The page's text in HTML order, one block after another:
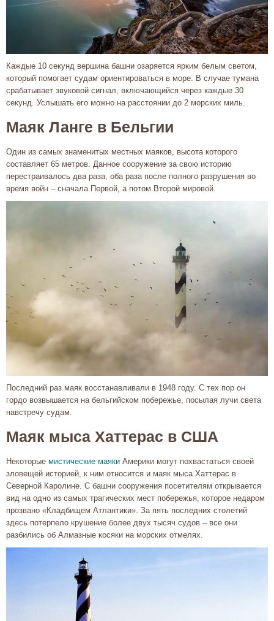
Каждые 10 секунд вершина башни озаряется ярким белым светом,
который помогает судам ориентироваться в море. В случае тумана
срабатывает звуковой сигнал, включающийся через каждые 30
секунд. Услышать его можно на расстоянии до 2 морских миль.
Маяк Ланге в Бельгии
Один из самых знаменитых местных маяков, высота которого
составляет 65 метров. Данное сооружение за свою историю
перестраивалось два раза, оба раза после полного разрушения во
время войн – сначала Первой, а потом Второй мировой.
Последний раз маяк восстанавливали в 1948 году. С тех пор он
гордо возвышается на бельгийском побережье, посылая лучи света
навстречу судам.
Маяк мыса Хаттерас в США
Некоторые мистические маяки Америки могут похвастаться своей
зловещей историей, к ним относится и маяк мыса Хаттерас в
Северной Каролине. С башни сооружения посетителям открывается
вид на одно из самых трагических мест побережья, которое недаром
прозвано «Кладбищем Атлантики». За пять последних столетий
здесь потерпело крушение более двух тысяч судов – все они
разбились об Алмазные косяки на морских отмелях.